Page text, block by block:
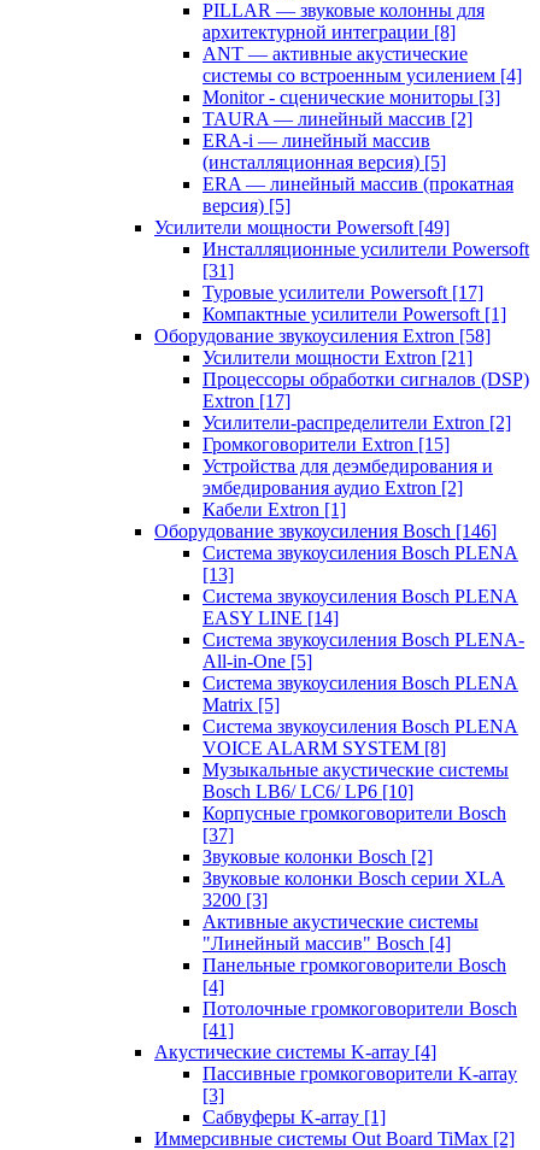
PILLAR — звуковые колонны для
архитектурной интеграции [8]
ANT — активные акустические
системы со встроенным усилением [4]
Monitor - сценические мониторы [3]
TAURA — линейный массив [2]
ERA-i — линейный массив
(инсталляционная версия) [5]
ERA — линейный массив (прокатная
версия) [5]
Усилители мощности Powersoft [49]
Инсталляционные усилители Powersoft
[31]
Туровые усилители Powersoft [17]
Компактные усилители Powersoft [1]
Оборудование звукоусиления Extron [58]
Усилители мощности Extron [21]
Процессоры обработки сигналов (DSP)
Extron [17]
Усилители-распределители Extron [2]
Громкоговорители Extron [15]
Устройства для деэмбедирования и
эмбедирования аудио Extron [2]
Кабели Extron [1]
Оборудование звукоусиления Bosch [146]
Система звукоусиления Bosch PLENA
[13]
Система звукоусиления Bosch PLENA
EASY LINE [14]
Система звукоусиления Bosch PLENA-
All-in-One [5]
Система звукоусиления Bosch PLENA
Matrix [5]
Система звукоусиления Bosch PLENA
VOICE ALARM SYSTEM [8]
Музыкальные акустические системы
Bosch LB6/ LC6/ LP6 [10]
Корпусные громкоговорители Bosch
[37]
Звуковые колонки Bosch [2]
Звуковые колонки Bosch серии XLA
3200 [3]
Активные акустические системы
"Линейный массив" Bosch [4]
Панельные громкоговорители Bosch
[4]
Потолочные громкоговорители Bosch
[41]
Акустические системы K-array [4]
Пассивные громкоговорители K-array
[3]
Сабвуферы K-array [1]
Иммерсивные системы Out Board TiMax [2]